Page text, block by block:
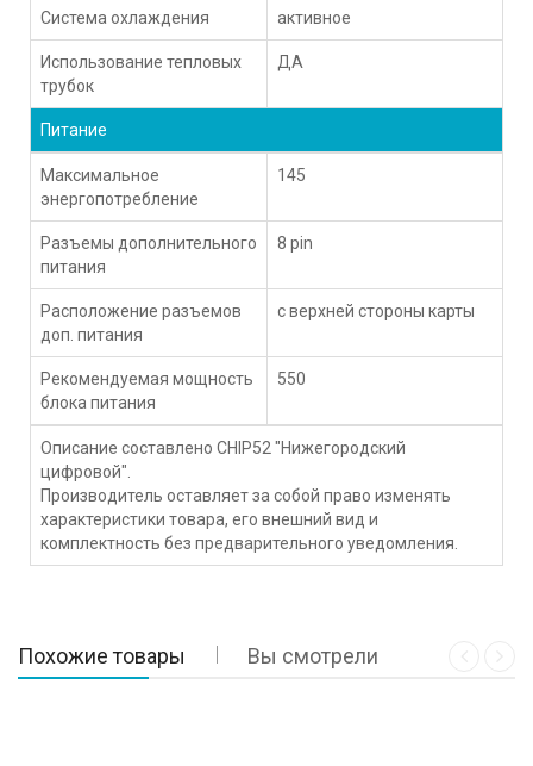
Система охлаждения активное
Использование тепловых
трубок
ДА
Питание
Максимальное
энергопотребление
145
Разъемы дополнительного
питания
8 pin
Расположение разъемов
доп. питания
с верхней стороны карты
Рекомендуемая мощность
блока питания
550
Описание составлено CHIP52 "Нижегородский
цифровой".
Производитель оставляет за собой право изменять
характеристики товара, его внешний вид и
комплектность без предварительного уведомления.
Похожие товары Вы смотрели